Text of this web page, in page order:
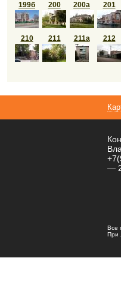
199б 200 200а 201
210 211 211а 212
—
Все
При